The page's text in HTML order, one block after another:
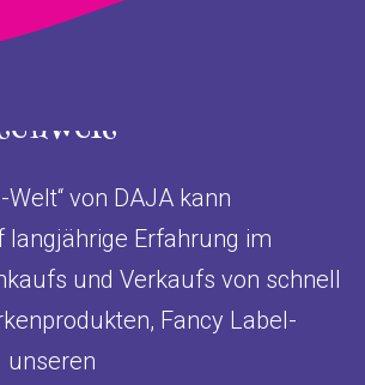
Welt“ von DAJA kann
langjährige Erfahrung im
und Verkaufs von schnell
Fancy Label-
unseren